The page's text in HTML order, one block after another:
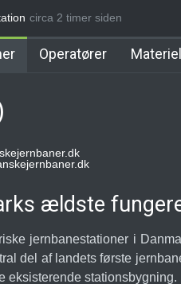
Måløv Station Herlev Station
circa 2 timer siden
Operatører Materiel
ældste
jernbanestationer i
del af landets første
eksisterende stationsbygning.